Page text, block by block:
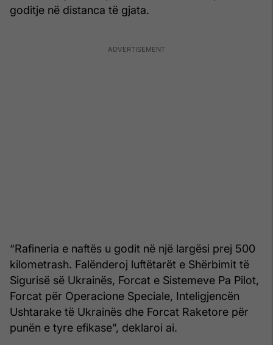
goditje në distanca të gjata.
“Rafineria e naftës u godit në një largësi prej 500
kilometrash. Falënderoj luftëtarët e Shërbimit të
Sigurisë së Ukrainës, Forcat e Sistemeve Pa Pilot,
Forcat për Operacione Speciale, Inteligjencën
Ushtarake të Ukrainës dhe Forcat Raketore për
punën e tyre efikase”, deklaroi ai.